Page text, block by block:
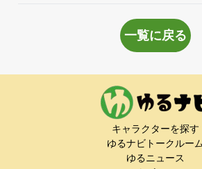
一覧に戻る
キャラクターを探す
ゆるナビトークルー
ゆるニュース